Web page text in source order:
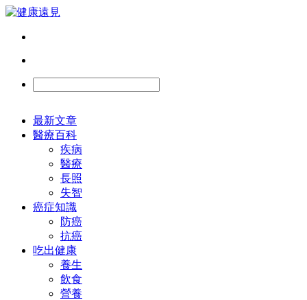
最新文章
醫療百科
疾病
醫療
長照
失智
癌症知識
防癌
抗癌
吃出健康
養生
飲食
營養